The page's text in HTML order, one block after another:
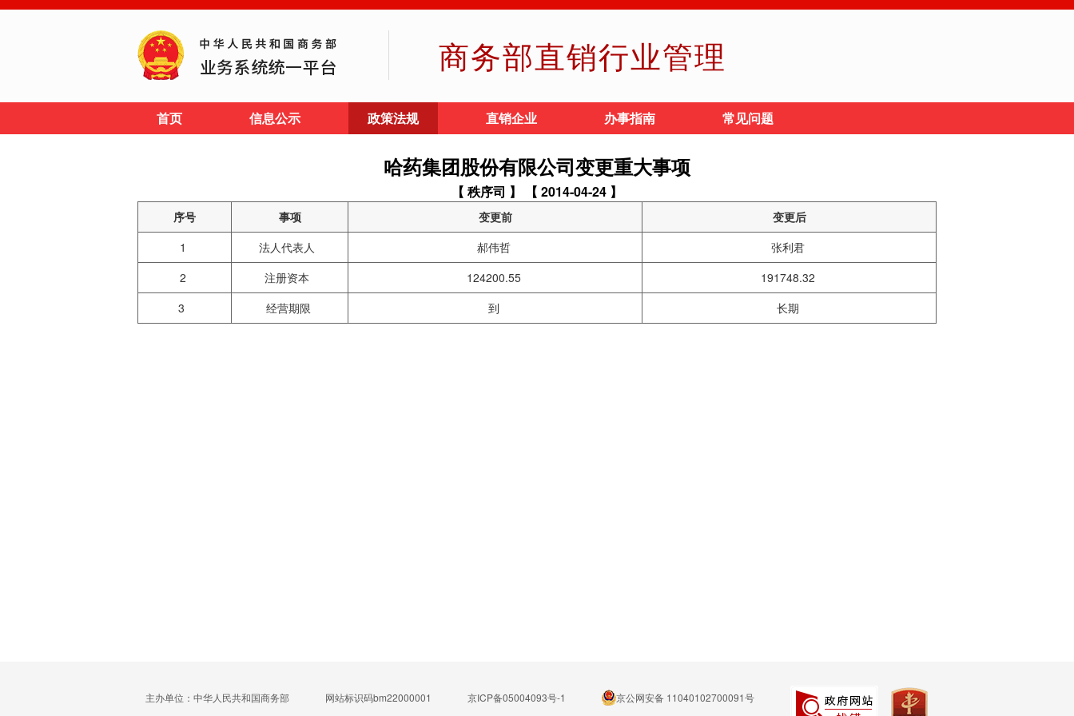
商务部直销行业管理
首页 信息公示 政策法规 直销企业 办事指南 常见问题
哈药集团股份有限公司变更重大事项
【 秩序司 】 【 2014-04-24 】
序号 事项 变更前
变更后
1
法人代表人 郝伟哲
张利君
2
注册资本 124200.55
191748.32
3
经营期限 到 长期
主办单位：中华人民共和国商务部 网站标识码bm22000001 京ICP备05004093号-1
京公网安备 11040102700091号